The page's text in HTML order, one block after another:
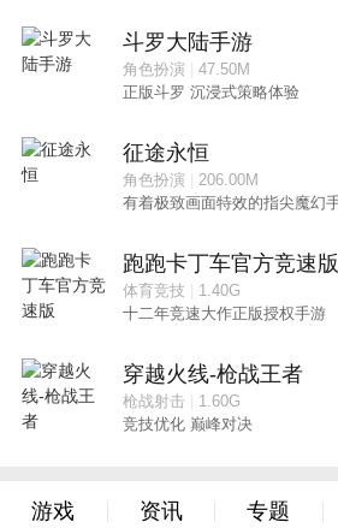
斗罗大陆手游
角色扮演| 47.50M
正版斗罗 沉浸式策略体验
征途永恒
角色扮演| 206.00M
有着极致画面特效的指尖魔幻
跑跑卡丁车官方竞速版
体育竞技
1.40G
十二年竞速大作正版授权手游
穿越火线-枪战王者
枪战射击
1.60G
竞技优化 巅峰对决
游戏 资讯 专题